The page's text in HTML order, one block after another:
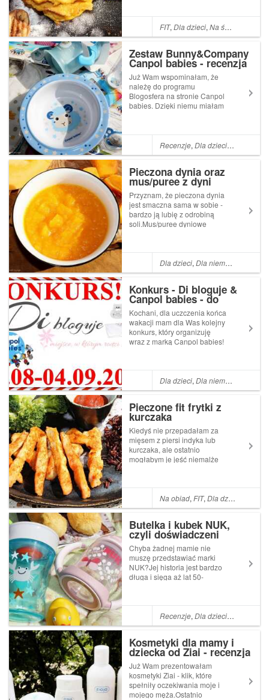
rewelacyjne w smaku,
delikatne, zwarte i
FIT,Dla dzieci,Na śniadanie i kolację
Zestaw Bunny&Company
Canpol babies - recenzja
Już Wam wspominałam, że
należę do programu
Blogosfera na stronie Canpol
babies. Dzięki niemu miałam
konkursów - klik.Tym razem
chciałam zaprezentować
Recenzje,Dla dzieci,Dla
Pieczona dynia oraz
mus/puree z dyni
Przyznam, że pieczona dynia
jest smaczna sama w sobie -
bardzo ją lubię z odrobiną
soli.Mus/puree dyniowe
wielu wypiekach na słono i
słodko, jako składnik
Dla dzieci,Dla niemowląt
Konkurs - Di bloguje &
Canpol babies - do
wygrania zestaw
kąpielowy
Kochani, dla uczczenia końca
wakacji mam dla Was kolejny
konkurs, który organizuję
wraz z marką Canpol babies!
są świetne nagrody, które
jestem pewna, że przydadzą
Dla dzieci,Dla niemowląt
Pieczone fit frytki z
kurczaka
Kiedyś nie przepadałam za
mięsem z piersi indyka lub
kurczaka, ale ostatnio
mogłabym je jeść niemalże
córka, a przy okazji ja
korzystam.Frytki z kurczaka
Na obiad,FIT,Dla dzieci
Butelka i kubek NUK,
czyli doświadczeni
pomocnicy w rozwoju
dziecka - recenzja
Chyba żadnej mamie nie
muszę przedstawiać marki
NUK?Jej historia jest bardzo
długa i sięga aż lat 50-
ponad 50 milionom dzieci i
ich rodziców w samych
lat...
Recenzje,Dla dzieci,Dla
Kosmetyki dla mamy i
dziecka od Ziai - recenzja
Już Wam prezentowałam
kosmetyki Ziai - klik, które
spełniły oczekiwania moje i
mojego męża.Ostatnio